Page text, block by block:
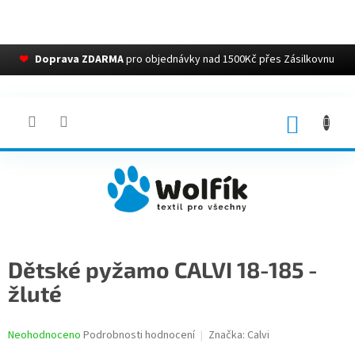
❤ Doprava ZDARMApro objednávky nad 1500Kč přes Zásilkovnu
Dětské pyžamo CALVI 18-185 -
žluté
Průměrné
Neohodnoceno Podrobnosti hodnocení Značka: Calvi